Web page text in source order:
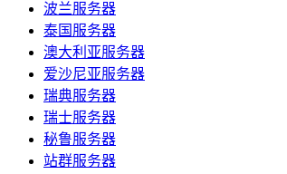
波兰服务器
泰国服务器
澳大利亚服务器
爱沙尼亚服务器
瑞典服务器
瑞士服务器
秘鲁服务器
站群服务器